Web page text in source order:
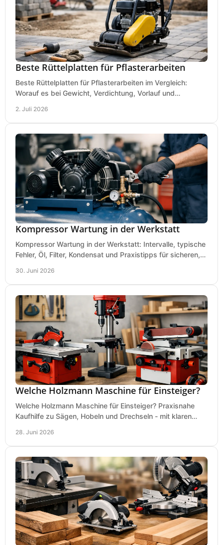
Beste Rüttelplatten für Pflasterarbeiten
Beste Rüttelplatten für Pflasterarbeiten im Vergleich:
Worauf es bei Gewicht, Verdichtung, Vorlauf und
2. Juli 2026
Kompressor Wartung in der Werkstatt
Kompressor Wartung in der Werkstatt: Intervalle, typische
Fehler, Öl, Filter, Kondensat und Praxistipps für sicheren,
30. Juni 2026
Welche Holzmann Maschine für Einsteiger?
Welche Holzmann Maschine für Einsteiger? Praxisnahe
Kaufhilfe zu Sägen, Hobeln und Drechseln - mit klaren
28. Juni 2026